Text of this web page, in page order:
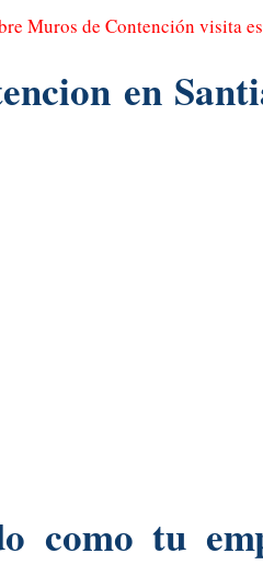
Muros de Contención visita
en
como tu